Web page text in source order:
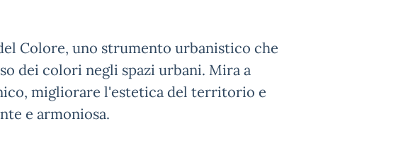
Colore, uno strumento urbanistico che
dei colori negli spazi urbani. Mira a
migliorare l'estetica del territorio e
e armoniosa.